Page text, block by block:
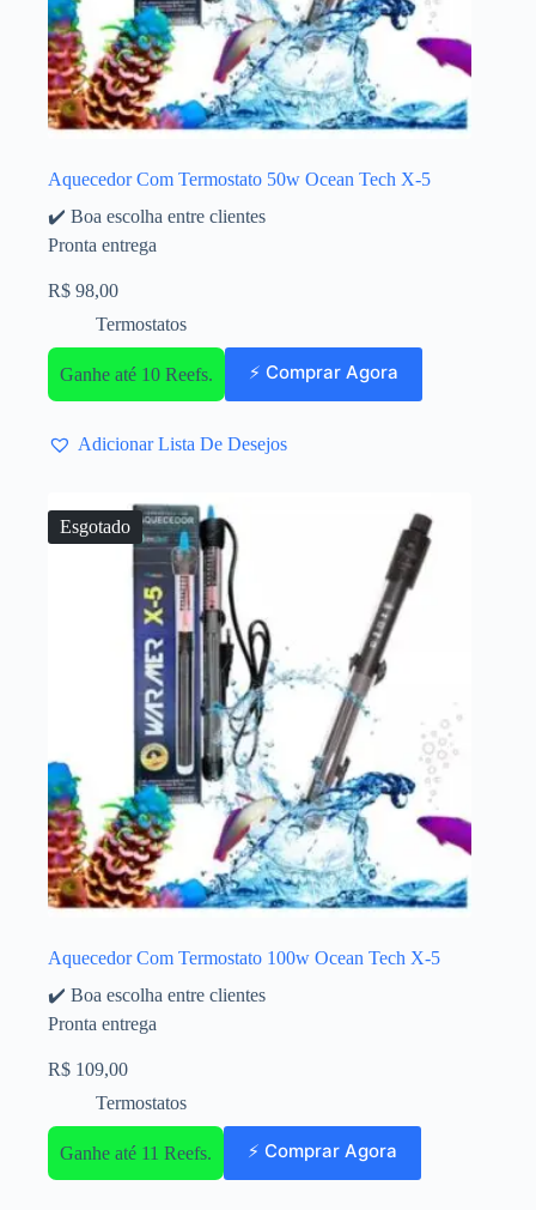
Aquecedor Com Termostato 50w Ocean Tech X-5
✔️ Boa escolha entre clientes
Pronta entrega
R$ 98,00
Termostatos
Ganhe até 10 Reefs. ⚡ Comprar Agora
Adicionar Lista De Desejos
Esgotado
Aquecedor Com Termostato 100w Ocean Tech X-5
✔️ Boa escolha entre clientes
Pronta entrega
R$ 109,00
Termostatos
Ganhe até 11 Reefs. ⚡ Comprar Agora